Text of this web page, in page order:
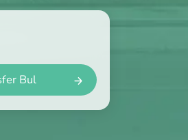
Bul